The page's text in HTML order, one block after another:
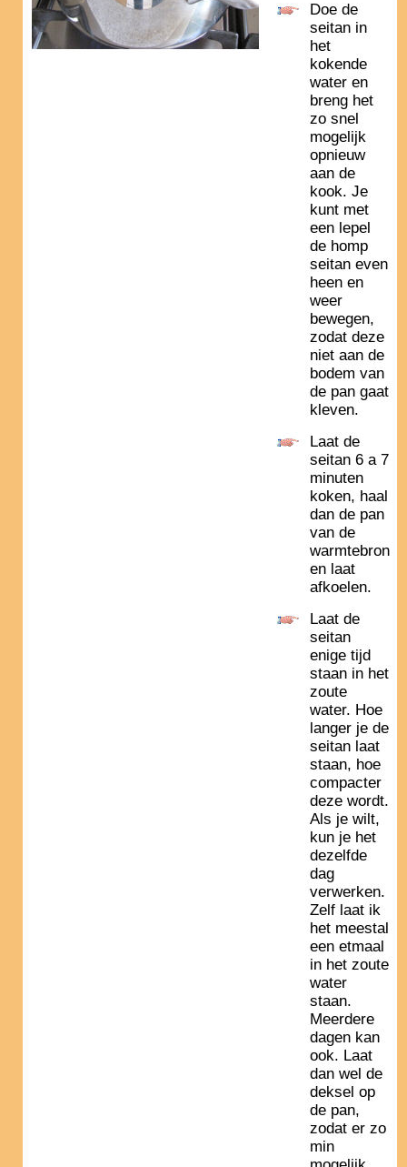
Doe de
seitan in
het
kokende
water en
breng het
zo snel
mogelijk
opnieuw
aan de
kook. Je
kunt met
een lepel
de homp
seitan even
heen en
weer
bewegen,
zodat deze
niet aan de
bodem van
de pan gaat
kleven.
Laat de
seitan 6 a 7
minuten
koken, haal
dan de pan
van de
warmtebron
en laat
afkoelen.
Laat de
seitan
enige tijd
staan in het
zoute
water. Hoe
langer je de
seitan laat
staan, hoe
compacter
deze wordt.
Als je wilt,
kun je het
dezelfde
dag
verwerken.
Zelf laat ik
het meestal
een etmaal
in het zoute
water
staan.
Meerdere
dagen kan
ook. Laat
dan wel de
deksel op
de pan,
zodat er zo
min